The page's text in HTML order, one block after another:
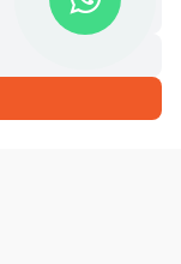
Hızlı Teslimat
EKLE
KOCAELİ